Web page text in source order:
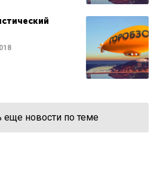
еще новости по теме